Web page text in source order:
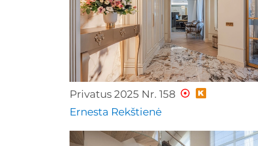
Privatus 2025 Nr. 158
Ernesta Rekštienė